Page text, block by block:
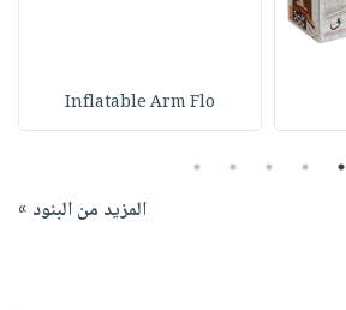
Inflatable Arm Flo
1
2
3
4
5
المزيد من البنود »